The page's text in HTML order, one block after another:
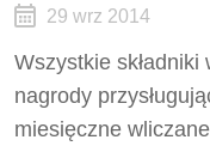
29 wrz 2014
Wszystkie
nagrody
miesięczne